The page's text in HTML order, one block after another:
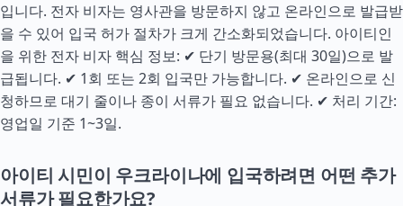
입니다. 전자 비자는 영사관을 방문하지 않고 온라인으로 발급받
을 수 있어 입국 허가 절차가 크게 간소화되었습니다. 아이티인
을 위한 전자 비자 핵심 정보: ✔ 단기 방문용(최대 30일)으로 발
급됩니다. ✔ 1회 또는 2회 입국만 가능합니다. ✔ 온라인으로 신
청하므로 대기 줄이나 종이 서류가 필요 없습니다. ✔ 처리 기간:
영업일 기준 1~3일.
아이티 시민이 우크라이나에 입국하려면 어떤 추가
서류가 필요한가요?